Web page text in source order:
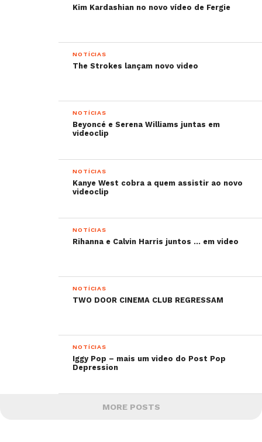
Kim Kardashian no novo vídeo de Fergie
NOTÍCIAS
The Strokes lançam novo video
NOTÍCIAS
Beyoncé e Serena Williams juntas em
videoclip
NOTÍCIAS
Kanye West cobra a quem assistir ao novo
videoclip
NOTÍCIAS
Rihanna e Calvin Harris juntos … em video
NOTÍCIAS
TWO DOOR CINEMA CLUB REGRESSAM
NOTÍCIAS
Iggy Pop – mais um video do Post Pop
Depression
MORE POSTS